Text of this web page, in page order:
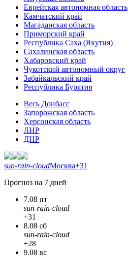
Еврейская автономная область
Камчатский край
Магаданская область
Приморский край
Республика Саха (Якутия)
Сахалинская область
Хабаровский край
Чукотский автономный округ
Забайкальский край
Республика Бурятия
Весь Донбасс
Запорожская область
Херсонская область
ЛНР
ДНР
sun-rain-cloudМосква+31
Прогноз на 7 дней
7.08 пт
sun-rain-cloud
+31
8.08 сб
sun-rain-cloud
+28
9.08 вс